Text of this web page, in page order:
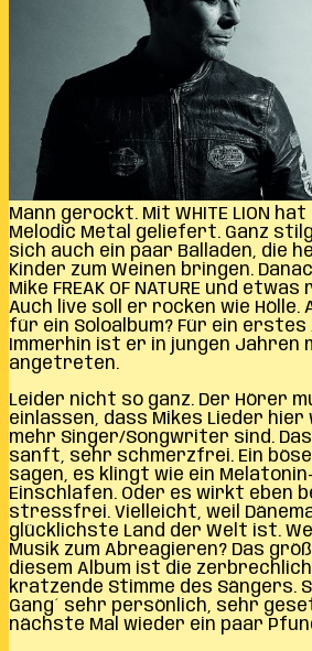
Mann gerockt. Mit WHITE LION
Melodic Metal geliefert. Ganz
sich auch ein paar Balladen, die
Kinder zum Weinen bringen.
Mike FREAK OF NATURE und
Auch live soll er rocken wie Hölle.
für ein Soloalbum? Für ein erstes
Immerhin ist er in jungen Jahren
angetreten.
Leider nicht so ganz. Der Hörer
einlassen, dass Mikes Lieder hier
mehr Singer/Songwriter sind.
sanft, sehr schmerzfrei. Ein
sagen, es klingt wie ein
Einschlafen. Oder es wirkt eben
stressfrei. Vielleicht, weil
glücklichste Land der Welt ist.
Musik zum Abreagieren? Das
diesem Album ist die
kratzende Stimme des Sängers.
Gang´ sehr persönlich, sehr
nächste Mal wieder ein paar